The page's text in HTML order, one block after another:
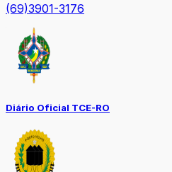
(69)3901-3176
Diário Oficial TCE-RO